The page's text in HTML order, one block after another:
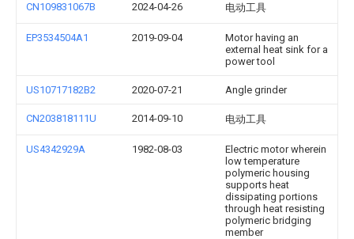
CN109831067B 2024-04-26 电动工具
EP3534504A1 2019-09-04
Motor having an
external heat sink for a
power tool
US10717182B2 2020-07-21 Angle grinder
CN203818111U 2014-09-10 电动工具
US4342929A 1982-08-03
Electric motor wherein
low temperature
polymeric housing
supports heat
dissipating portions
through heat resisting
polymeric bridging
member